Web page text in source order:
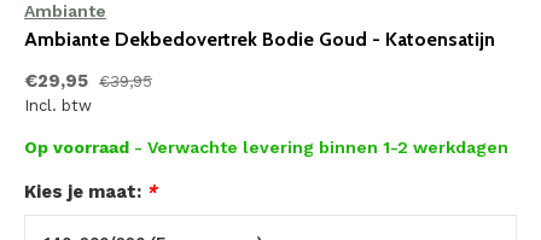
Ambiante
Ambiante Dekbedovertrek Bodie Goud - Katoensatijn
€29,95 €39,95
Incl. btw
Op voorraad - Verwachte levering binnen 1-2 werkdagen
Kies je maat: *